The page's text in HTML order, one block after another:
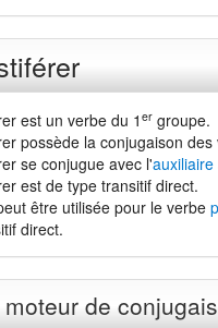
est un verbe du 1 ergroupe.
possède la conjugaison des
se conjugue avec l'auxiliaire
est de type transitif direct.
être utilisée pour le verbe
direct.
de